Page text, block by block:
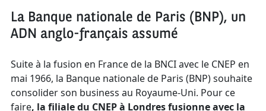
La Banque nationale de Paris (BNP), un
ADN anglo-français assumé
Suite à la fusion en France de la BNCI avec le CNEP en
mai 1966, la Banque nationale de Paris (BNP) souhaite
consolider son business au Royaume-Uni. Pour ce
faire, la filiale du CNEP à Londres fusionne avec la